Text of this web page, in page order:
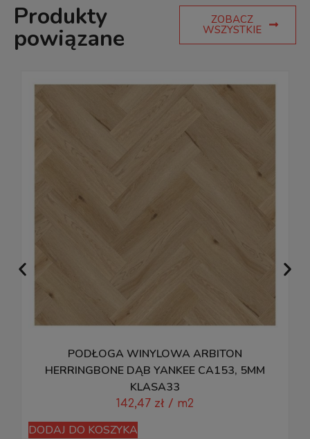
Produkty
powiązane
ZOBACZ
WSZYSTKIE
PODŁOGA WINYLOWA ARBITON
HERRINGBONE DĄB YANKEE CA153, 5MM
KLASA33
142,47 zł / m2
DODAJ DO KOSZYKA